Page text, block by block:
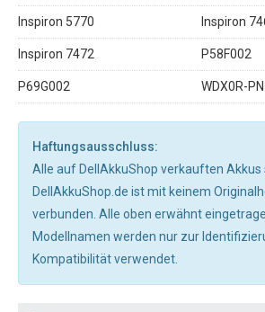
Inspiron 5770 Inspiron
Inspiron 7472 P58F002
P69G002 WDX0R-PN
Haftungsausschluss:
Alle auf DellAkkuShop verkauften Akkus
DellAkkuShop.de ist mit keinem
verbunden. Alle oben erwähnt
Modellnamen werden nur zur
Kompatibilität verwendet.